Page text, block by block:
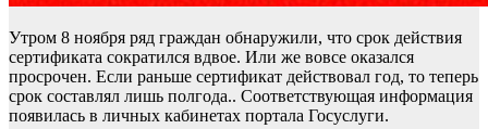
Утром 8 ноября ряд граждан обнаружили, что срок действия
сертификата сократился вдвое. Или же вовсе оказался
просрочен. Если раньше сертификат действовал год, то теперь
срок составлял лишь полгода.. Соответствующая информация
появилась в личных кабинетах портала Госуслуги.